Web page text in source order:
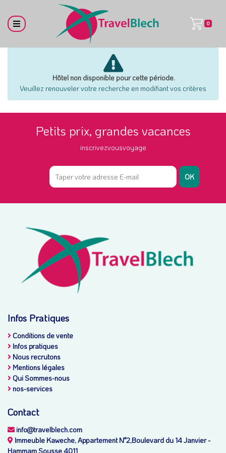
0
Hôtel non disponible pour cette période.
Veuillez renouveler votre recherche en modifiant vos critères
Petits prix, grandes vacances
inscrivezvousvoyage
OK
Infos Pratiques
Conditions de vente
Infos pratiques
Nous recrutons
Mentions légales
Qui Sommes-nous
nos-services
Contact
info@travelblech.com
Immeuble Kaweche, Appartement N°2,Boulevard du 14 Janvier -
Hammam Sousse 4011